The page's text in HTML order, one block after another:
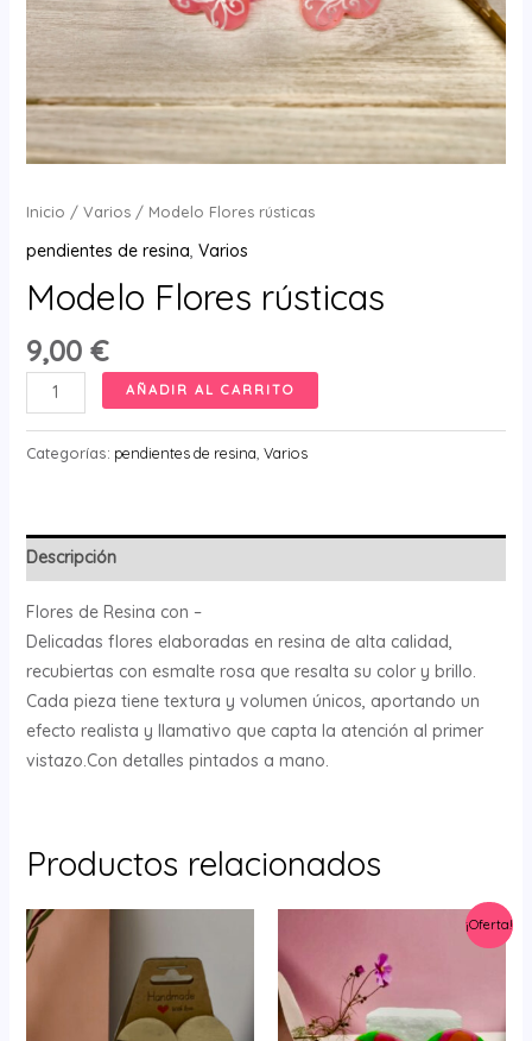
Inicio / Varios/ Modelo Flores rústicas
pendientes de resina, Varios
Modelo Flores rústicas
9,00 €
Modelo
Flores
rústicas
AÑADIR AL CARRITO
Categorías: pendientes de resina, Varios
Descripción
Flores de Resina con –
Delicadas flores elaboradas en resina de alta calidad,
recubiertas con esmalte rosa que resalta su color y brillo.
Cada pieza tiene textura y volumen únicos, aportando un
efecto realista y llamativo que capta la atención al primer
vistazo.Con detalles pintados a mano.
Productos relacionados
¡Oferta!